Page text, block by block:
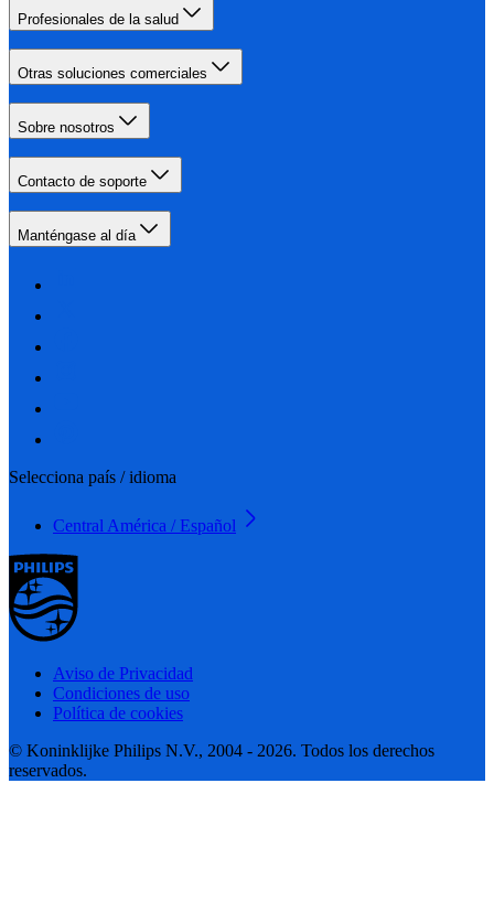
Profesionales de la salud
Otras soluciones comerciales
Sobre nosotros
Contacto de soporte
Manténgase al día
Selecciona país / idioma
Central América / Español
Aviso de Privacidad
Condiciones de uso
Política de cookies
© Koninklijke Philips N.V., 2004 - 2026. Todos los derechos
reservados.